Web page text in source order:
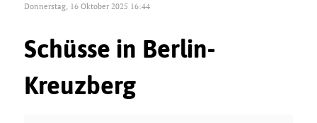
Donnerstag, 16 Oktober 2025 16:44
Schüsse in Berlin-
Kreuzberg